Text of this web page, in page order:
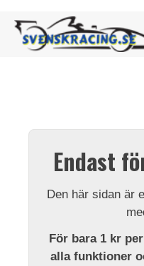
Endast
Den här sidan är
För bara 1 kr
alla funktioner